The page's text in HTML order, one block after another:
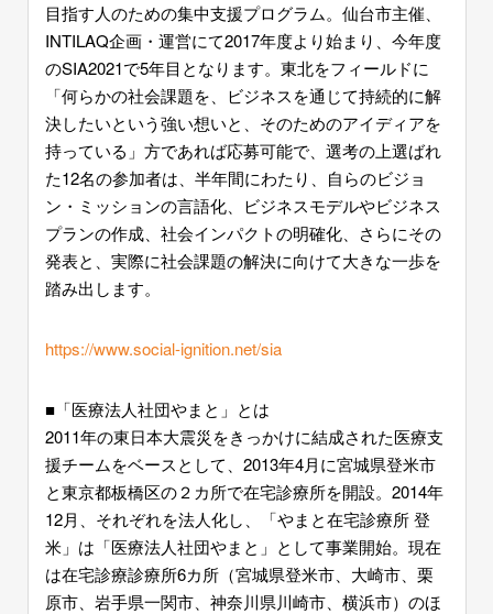
目指す人のための集中支援プログラム。仙台市主催、
INTILAQ企画・運営にて2017年度より始まり、今年度
のSIA2021で5年目となります。東北をフィールドに
「何らかの社会課題を、ビジネスを通じて持続的に解
決したいという強い想いと、そのためのアイディアを
持っている」方であれば応募可能で、選考の上選ばれ
た12名の参加者は、半年間にわたり、自らのビジョ
ン・ミッションの言語化、ビジネスモデルやビジネス
プランの作成、社会インパクトの明確化、さらにその
発表と、実際に社会課題の解決に向けて大きな一歩を
踏み出します。
https://www.social-ignition.net/sia
■「医療法人社団やまと」とは
2011年の東日本大震災をきっかけに結成された医療支
援チームをベースとして、2013年4月に宮城県登米市
と東京都板橋区の２カ所で在宅診療所を開設。2014年
12月、それぞれを法人化し、「やまと在宅診療所 登
米」は「医療法人社団やまと」として事業開始。現在
は在宅診療診療所6カ所（宮城県登米市、大崎市、栗
原市、岩手県一関市、神奈川県川崎市、横浜市）のほ